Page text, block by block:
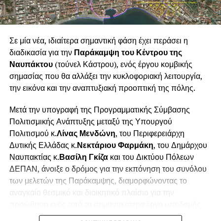
Μπανιά.
Ιδιαίτερη σημασία έχει το γεγονός ότι πρόκειται για μία
ναυπακτιακή καλλιτεχνική παραγωγή. Ο Δήμος
Ναυπακτίας στήριξε έμπρακτα τη συγκεκριμένη
δημιουργική προσπάθεια, καλύπτοντας εξ ολοκλήρου τη
χρηματοδότηση της παραγωγής και παρέχοντας στους
ανθρώπους της τη δυνατότητα να παρουσιάσουν το έργο
τους. Η επιλογή αυτή δεν αποτελεί μία μεμονωμένη
πρωτοβουλία, αλλά εντάσσεται σε μίαευρύτερη και
σταθερή πολιτική του Δήμου Ναυπακτίας για την
ενίσχυση και ανάδειξη της τοπικής καλλιτεχνικής
δημιουργίας. Μέσα από το πρόγραμμα των πολιτιστικών
του εκδηλώσεων, ο Δήμος επενδύει συστηματικά στους
καλλιτέχνες της πόλης και της ευρύτερης περιοχής,
δημιουργώντας ευκαιρίες έκφρασης, συνεργασίας και
Σε μία νέα, ιδιαίτερα σημαντική φάση έχει περάσει η
διαδικασία για την Παράκαμψη του Κέντρου της
Ναυπάκτου(τούνελ Κάστρου), ενός έργου κομβικής
σημασίας που θα αλλάξει την κυκλοφοριακή λειτουργία,
την εικόνα και την αναπτυξιακή προοπτική της πόλης.
Μετά την υπογραφή της Προγραμματικής Σύμβασης
Πολιτισμικής Ανάπτυξης μεταξύ της Υπουργού
Πολιτισμού κ.Λίνας Μενδώνη, του Περιφερειάρχη
Δυτικής Ελλάδας κ.Νεκτάριου Φαρμάκη, του Δημάρχου
Ναυπακτίας κ.Βασίλη Γκίζακαι του Δικτύου Πόλεων
ΔΕΠΑΝ, άνοιξε ο δρόμος για την εκπόνηση του συνόλου
των μελετών της Παράκαμψης, διαμορφώνοντας το
αναγκαίο θεσμικό και διοικητικό πλαίσιο για την
που έχουν σχεδιαστεί για τη Ναύπακτο.